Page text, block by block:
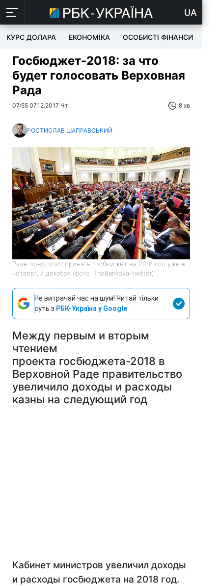
UA
КУРС ДОЛАРА ЕКОНОМІКА ОСОБИСТІ ФІНАНСИ
Госбюджет-2018: за что
будет голосовать Верховная
Рада
07:55 07.12.2017 Чт 8 хв
РОСТИСЛАВ ШАПРАВСЬКИЙ
Раде предстоит принять госбюджет на 2018 год уже в
четверг, 7 декабря (фото: TheBankova-twitter)
Не витрачай час на шум! Читай тільки
суть з РБК-Україна у Google
Между первым и вторым
чтением
проекта госбюджета-2018 в
Верховной Раде правительство
увеличило доходы и расходы
казны на следующий год
Кабинет министров увеличил доходы
и расходы госбюджета на 2018 год.